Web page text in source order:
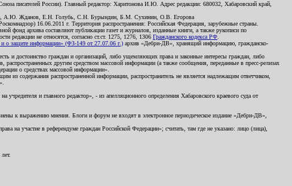
писателей России). Главный редактор: Харитонова И.Ю. Адрес редакции: 680032, Хабаровский край,
А.Ю. Жданов, Е.Н. Голубь, С.Н. Бурындин, Б.М. Сухинин, О.В. Егорова
16.06.2011 г. Территория распространения: Российская Федерация, зарубежные страны.
фонд архива составляют публикации газет и журналов, изданные книги, а также рукописи по
редакции не относятся, согласно ст.ст. 1275, 1276, 1306 Гражданского кодекса РФ
о защите информации» (ФЗ-149 от 27.07.06 г.) архив «Дебри-ДВ», хранящий информацию, гражданско-
и достоинство граждан и организаций, либо ущемляющих права и законные интересы граждан, либо
другим средством массовой информации (а также сообщения, переданные в пресс-релизах
о средствах массовой информации».
содержания распространенной информации, распространитель не является надлежащим ответчиком,
и главного редактор», - из апелляционного определения Хабаровского краевого суда от
к выражению мнения. Блоги и форум не входят в электронное периодическое издание «Дебри-ДВ»,
на участие в референдуме граждан Российской Федерации»; считать, там где не указано: лицо (лица),